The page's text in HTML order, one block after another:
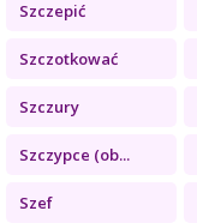
Szczepić
Szczotkować
Szczury
Szczypce (ob...
Szef